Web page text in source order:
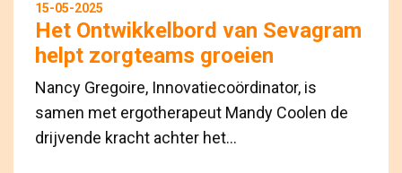
15-05-2025
Het Ontwikkelbord van Sevagram
helpt zorgteams groeien
Nancy Gregoire, Innovatiecoördinator, is
samen met ergotherapeut Mandy Coolen de
drijvende kracht achter het...